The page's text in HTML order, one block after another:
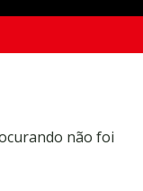
não foi